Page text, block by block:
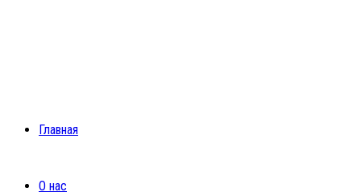
Главная
О нас